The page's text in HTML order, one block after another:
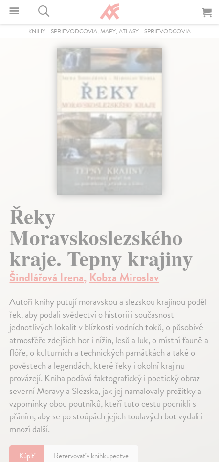
KNIHY - SPRIEVODCOVIA, MAPY, ATLASY - SPRIEVODCOVIA
Řeky
Moravskoslezského
kraje. Tepny krajiny
Šindlářová Irena,Kobza Miroslav
Autoři knihy putují moravskou a slezskou krajinou podél
řek, aby podali svědectví o historii i současnosti
jednotlivých lokalit v blízkosti vodních toků, o působivé
atmosféře zdejších hor i nížin, lesů a luk, o místní fauně a
flóře, o kulturních a technických památkách a také o
pověstech a legendách, které řeky i okolní krajinu
provázejí. Kniha podává faktografický i poetický obraz
severní Moravy a Slezska, jak jej namalovaly prožitky a
vzpomínky obou poutníků, kteří tuto cestu podnikli s
přáním, aby se po stoúpách jejich toulavých bot vydali i
mnozí další.
Kúpiť Rezervovať v kníhkupectve